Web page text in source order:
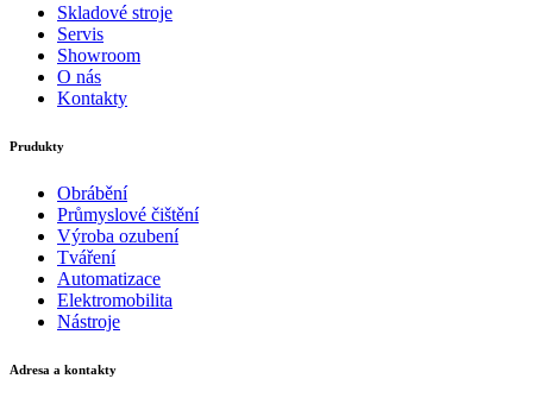
Skladové stroje
Servis
Showroom
O nás
Kontakty
Prudukty
Obrábění
Průmyslové čištění
Výroba ozubení
Tváření
Automatizace
Elektromobilita
Nástroje
Adresa a kontakty